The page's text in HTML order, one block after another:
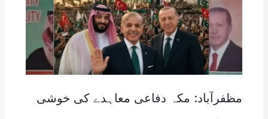
مظفرآباد: مکہ دفاعی معاہدے کی خوشی